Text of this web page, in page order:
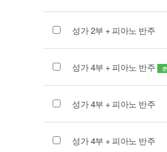
성가 2부 + 피아노 반주
성가 4부 + 피아노 반주
성가 4부 + 피아노 반주
성가 4부 + 피아노 반주